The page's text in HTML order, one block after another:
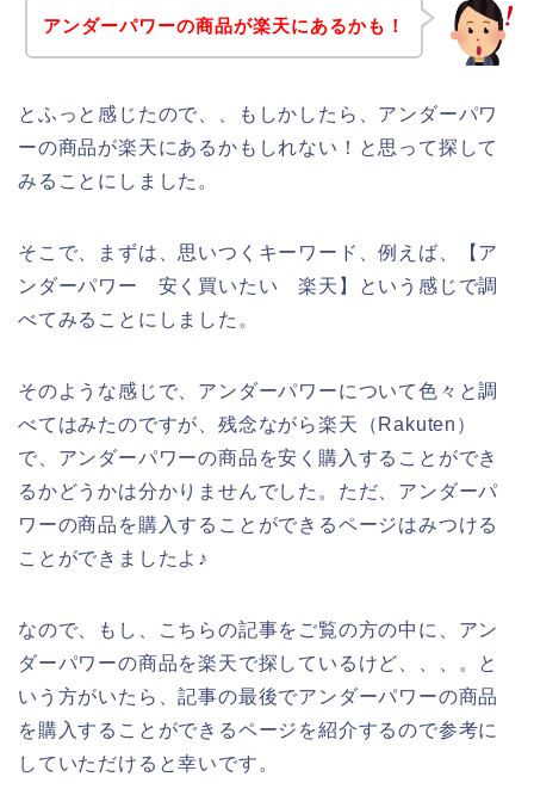
アンダーパワーの商品が楽天にあるかも！
とふっと感じたので、、もしかしたら、アンダーパワ
ーの商品が楽天にあるかもしれない！と思って探して
みることにしました。
そこで、まずは、思いつくキーワード、例えば、【ア
ンダーパワー 安く買いたい 楽天】という感じで調
べてみることにしました。
そのような感じで、アンダーパワーについて色々と調
べてはみたのですが、残念ながら楽天（Rakuten）
で、アンダーパワーの商品を安く購入することができ
るかどうかは分かりませんでした。ただ、アンダーパ
ワーの商品を購入することができるページはみつける
ことができましたよ♪
なので、もし、こちらの記事をご覧の方の中に、アン
ダーパワーの商品を楽天で探しているけど、、、。と
いう方がいたら、記事の最後でアンダーパワーの商品
を購入することができるページを紹介するので参考に
していただけると幸いです。